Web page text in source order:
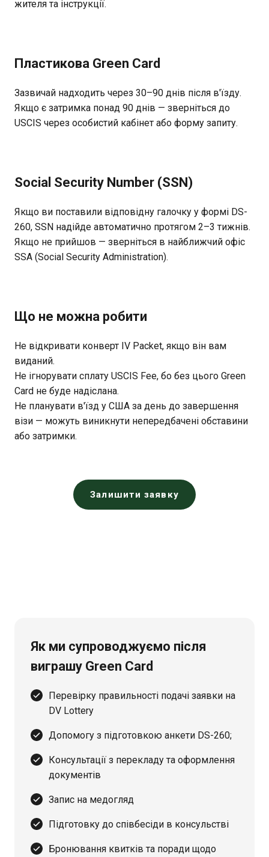
жителя та інструкції.
Пластикова Green Card
Зазвичай надходить через 30–90 днів після в'їзду.
Якщо є затримка понад 90 днів — зверніться до
USCIS через особистий кабінет або форму запиту.
Social Security Number (SSN)
Якщо ви поставили відповідну галочку у формі DS-
260, SSN надійде автоматично протягом 2–3 тижнів.
Якщо не прийшов — зверніться в найближчий офіс
SSA (Social Security Administration).
Що не можна робити
Не відкривати конверт IV Packet, якщо він вам
виданий.
Не ігнорувати сплату USCIS Fee, бо без цього Green
Card не буде надіслана.
Не планувати в'їзд у США за день до завершення
візи — можуть виникнути непередбачені обставини
або затримки.
Залишити заявку
Як ми супроводжуємо після
виграшу Green Card
Перевірку правильності подачі заявки на
DV Lottery
Допомогу з підготовкою анкети DS-260;
Консультації з перекладу та оформлення
документів
Запис на медогляд
Підготовку до співбесіди в консульстві
Бронювання квитків та поради щодо